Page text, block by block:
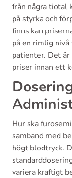
från några tiotal
på styrka och
finns kan
på en rimlig
patienter. Det
priser innan ett
Hur ska
samband med
högt blodtryck.
variera kraftigt